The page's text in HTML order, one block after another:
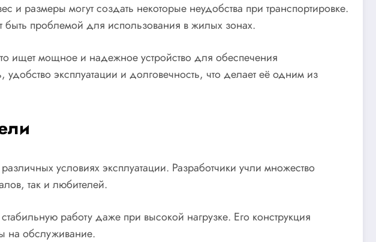
размеры могут создать некоторые неудобства при транспортировке.
проблемой для использования в жилых зонах.
ищет мощное и надежное устройство для обеспечения
эксплуатации и долговечность, что делает её одним из
условиях эксплуатации. Разработчики учли множество
так и любителей.
работу даже при высокой нагрузке. Его конструкция
на обслуживание.